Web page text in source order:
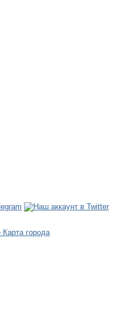
Карта города